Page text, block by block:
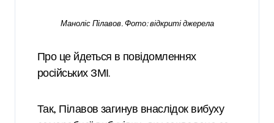
Маноліс Пілавов. Фото: відкриті джерела
Про це йдеться в повідомленнях
російських ЗМІ.
Так, Пілавов загинув внаслідок вибуху